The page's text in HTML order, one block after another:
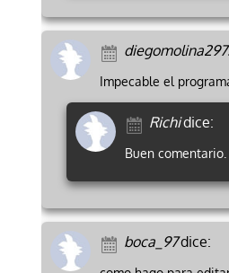
Impecable el
Richidice:
Buen comentario.
boca_97dice: